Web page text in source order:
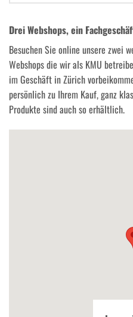
Drei Webshops, ein
Besuchen Sie online unsere zwei
Webshops die wir als KMU
im Geschäft in Zürich
persönlich zu Ihrem Kauf, ganz
Produkte sind auch so erhältlich.